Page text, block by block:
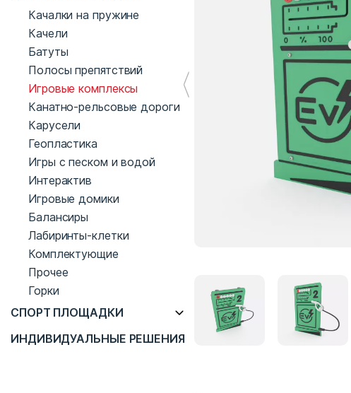
Качалки на пружине
Качели
Батуты
Полосы препятствий
Игровые комплексы
Канатно-рельсовые дороги
Карусели
Геопластика
Игры с песком и водой
Интерактив
Игровые домики
Балансиры
Лабиринты-клетки
Комплектующие
Прочее
Горки
СПОРТ ПЛОЩАДКИ
ИНДИВИДУАЛЬНЫЕ РЕШЕНИЯ